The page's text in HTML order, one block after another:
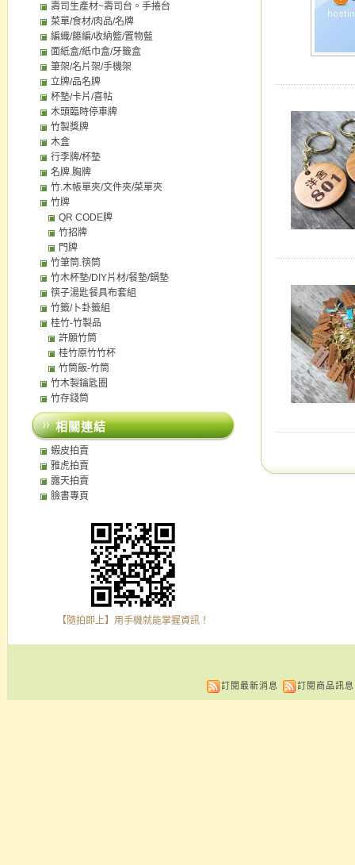
壽司生產材~壽司台。手捲台
菜單/食材/肉品/名牌
編織/籐編/收納籃/置物藍
面紙盒/紙巾盒/牙籤盒
筆架/名片架/手機架
立牌/品名牌
杯墊/卡片/喜帖
木頭臨時停車牌
竹製獎牌
木盒
行李牌/杯墊
名牌.胸牌
竹.木帳單夾/文件夾/菜單夾
竹牌
QR CODE牌
竹招牌
門牌
竹筆筒.筷筒
竹木杯墊/DIY片材/餐墊/鍋墊
筷子湯匙餐具布套組
竹籤/卜卦籤組
桂竹-竹製品
許願竹筒
桂竹原竹竹杯
竹筒飯-竹筒
竹木製鑰匙圈
竹存錢筒
相關連結
蝦皮拍賣
雅虎拍賣
露天拍賣
臉書專頁
【隨拍即上】用手機就能掌握資訊！
訂閱最新消息 訂閱商品訊息